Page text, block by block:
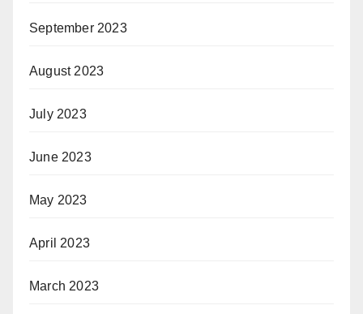
September 2023
August 2023
July 2023
June 2023
May 2023
April 2023
March 2023